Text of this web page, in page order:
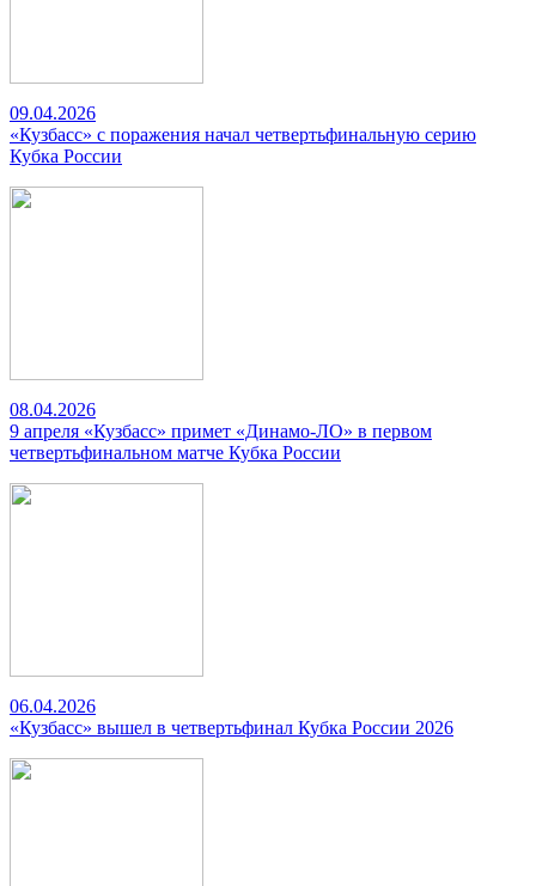
09.04.2026
«Кузбасс» с поражения начал четвертьфинальную серию
Кубка России
08.04.2026
9 апреля «Кузбасс» примет «Динамо-ЛО» в первом
четвертьфинальном матче Кубка России
06.04.2026
«Кузбасс» вышел в четвертьфинал Кубка России 2026